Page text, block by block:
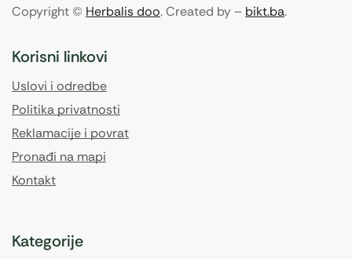
Copyright © Herbalis doo. Created by – bikt.ba.
Korisni linkovi
Uslovi i odredbe
Politika privatnosti
Reklamacije i povrat
Pronađi na mapi
Kontakt
Kategorije